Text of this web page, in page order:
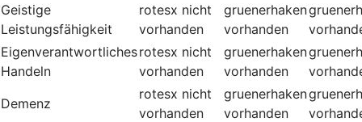
Geistige
Leistungsfähigkeit
rotesx nicht
vorhanden
gruenerhaken
vorhanden
Eigenverantwortliches
Handeln
rotesx nicht
vorhanden
gruenerhaken
vorhanden
Demenz
rotesx nicht
vorhanden
gruenerhaken
vorhanden